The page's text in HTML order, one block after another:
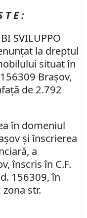
T E :
SVILUPPO
la dreptul
situat în
Braşov,
de 2.792
în domeniul
şi înscrierea
a
înscris în C.F.
156309, în
str.